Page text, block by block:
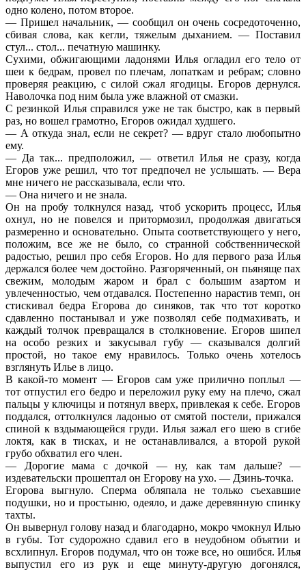
одно колено, потом второе.
— Пришел начальник, — сообщил он очень сосредоточенно,
сбивая слова, как кегли, тяжелым дыханием. — Поставил
стул... стол... печатную машинку.
Сухими, обжигающими ладонями Илья огладил его тело от
шеи к бедрам, провел по плечам, лопаткам и ребрам; словно
проверяя реакцию, с силой сжал ягодицы. Егоров дернулся.
Наволочка под ним была уже влажной от смазки.
С резинкой Илья справился уже не так быстро, как в первый
раз, но вошел грамотно, Егоров ожидал худшего.
— А откуда знал, если не секрет? — вдруг стало любопытно
ему.
— Да так... предположил, — ответил Илья не сразу, когда
Егоров уже решил, что тот предпочел не услышать. — Вера
мне ничего не рассказывала, если что.
— Она ничего и не знала.
Он на пробу толкнулся назад, чтоб ускорить процесс, Илья
охнул, но не повелся и притормозил, продолжая двигаться
размеренно и основательно. Опыта соответствующего у него,
положим, все же не было, со странной собственнической
радостью, решил про себя Егоров. Но для первого раза Илья
держался более чем достойно. Разгоряченный, он пьяняще пах
свежим, молодым жаром и брал с большим азартом и
увлеченностью, чем отдавался. Постепенно нарастив темп, он
стискивал бедра Егорова до синяков, так что тот коротко
сдавленно постанывал и уже позволял себе подмахивать, и
каждый толчок превращался в столкновение. Егоров шипел
на особо резких и закусывал губу — сказывался долгий
простой, но такое ему нравилось. Только очень хотелось
взглянуть Илье в лицо.
В какой-то момент — Егоров сам уже прилично поплыл —
тот отпустил его бедро и переложил руку ему на плечо, сжал
пальцы у ключицы и потянул вверх, привлекая к себе. Егоров
поддался, оттолкнулся ладонью от смятой постели, прижался
спиной к вздымающейся груди. Илья зажал его шею в сгибе
локтя, как в тисках, и не останавливался, а второй рукой
грубо обхватил его член.
— Дорогие мама с дочкой — ну, как там дальше? —
издевательски прошептал он Егорову на ухо. — Дзинь-точка.
Егорова выгнуло. Сперма обляпала не только съехавшие
подушки, но и простыню, одеяло, и даже деревянную спинку
тахты.
Он вывернул голову назад и благодарно, мокро чмокнул Илью
в губы. Тот судорожно сдавил его в неудобном объятии и
всхлипнул. Егоров подумал, что он тоже все, но ошибся. Илья
выпустил его из рук и еще минуту-другую догонялся,